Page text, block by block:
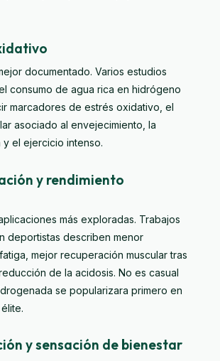
documentado. Varios estudios
consumo de agua rica en hidrógeno
marcadores de estrés oxidativo, el
asociado al envejecimiento, la
y el ejercicio intenso.
y rendimiento
más exploradas. Trabajos
deportistas describen menor
mejor recuperación muscular tras
de la acidosis. No es casual
se popularizara primero en
y sensación de bienestar